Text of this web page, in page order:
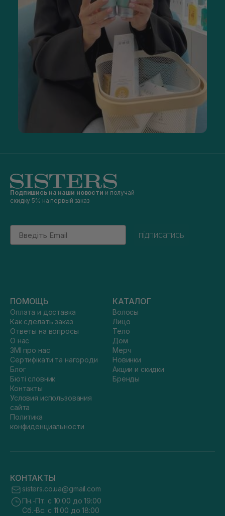
Подпишись на наши новости и получай
скидку 5% на первый заказ
Email
підписатись
ПОМОЩЬ
Оплата и доставка
Как сделать заказ
Ответы на вопросы
О нас
ЗМІ про нас
Сертифікати та нагороди
Блог
Бюті словник
Контакты
Условия использования
сайта
Политика
конфиденциальности
КАТАЛОГ
Волосы
Лицо
Тело
Дом
Мерч
Новинки
Акции и скидки
Бренды
КОНТАКТЫ
sisters.co.ua@gmail.com
Пн.-Пт. с 10:00 до 19:00
Сб.-Вс. с 11:00 до 18:00